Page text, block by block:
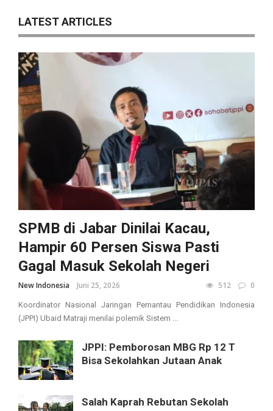
LATEST ARTICLES
SPMB di Jabar Dinilai Kacau,
Hampir 60 Persen Siswa Pasti
Gagal Masuk Sekolah Negeri
New Indonesia Juni 25, 2026 512 0
Koordinator Nasional Jaringan Pemantau Pendidikan Indonesia
(JPPI) Ubaid Matraji menilai polemik Sistem ...
JPPI: Pemborosan MBG Rp 12 T
Bisa Sekolahkan Jutaan Anak
Salah Kaprah Rebutan Sekolah